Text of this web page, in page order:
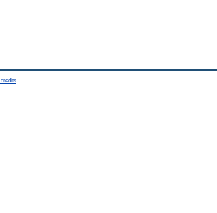
credits